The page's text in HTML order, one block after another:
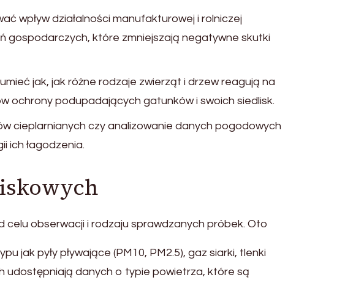
wpływ działalności manufakturowej i rolniczej
gospodarczych, które zmniejszają negatywne skutki
jak, jak różne rodzaje zwierząt i drzew reagują na
ochrony podupadających gatunków i swoich siedlisk.
cieplarnianych czy analizowanie danych pogodowych
ich łagodzenia.
obserwacji i rodzaju sprawdzanych próbek. Oto
jak pyły pływające (PM10, PM2.5), gaz siarki, tlenki
udostępniają danych o typie powietrza, które są